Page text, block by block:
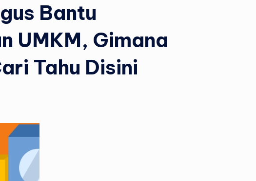
Bantu
UMKM, Gimana
Tahu Disini